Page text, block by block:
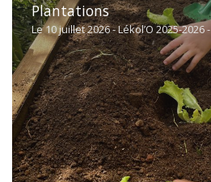
Plantations
Le 10 juillet 2026 - Lékol’O 2025-2026 -